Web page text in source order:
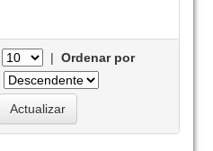
|Ordenar por